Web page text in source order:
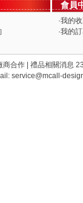
會員
·我的
·我的
商合作 | 禮品相關消
service@mcall-